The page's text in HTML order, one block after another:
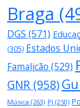
Braga
DGS (571)
(305) Estados
Famalicão (529)
GNR (958)
Música (263) PJ (250)